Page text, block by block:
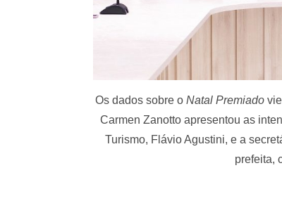
Os dados sobre o Natal Premiado
Carmen Zanotto apresentou as
Turismo, Flávio Agustini, e a
prefeita,